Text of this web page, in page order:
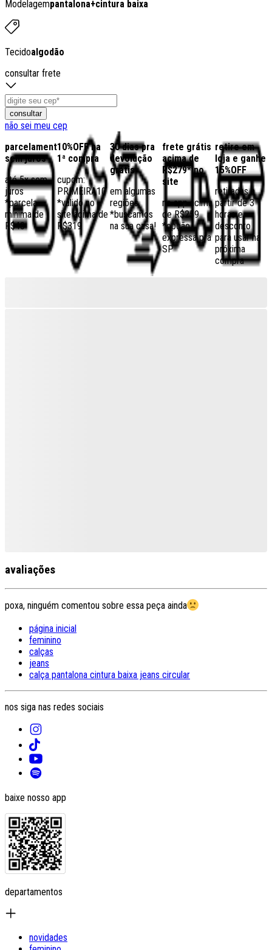
Modelagempantalona+cintura baixa
Tecidoalgodão
consultar frete
consultar
não sei meu cep
parcelamento
sem juros
até 5x sem
juros
*parcela
mínima de
R$40
10%OFF na
1ª compra
cupom:
PRIMEIRA10
*válido no
site acima de
R$319
30 dias pra
devolução
grátis
em algumas
regiões,
*buscamos
na sua casa!
frete grátis
acima de
R$279* no
site
no app acima
de R$259
*opção
expressa pra
SP
retire em
loja e ganhe
15%OFF
retiradas a
partir de 3
horas e
desconto
para usar na
próxima
compra
avaliações
poxa, ninguém comentou sobre essa peça ainda
página inicial
feminino
calças
jeans
calça pantalona cintura baixa jeans circular
nos siga nas redes sociais
baixe nosso app
departamentos
novidades